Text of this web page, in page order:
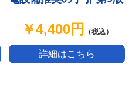
￥4,400円 （税込）
詳細はこちら